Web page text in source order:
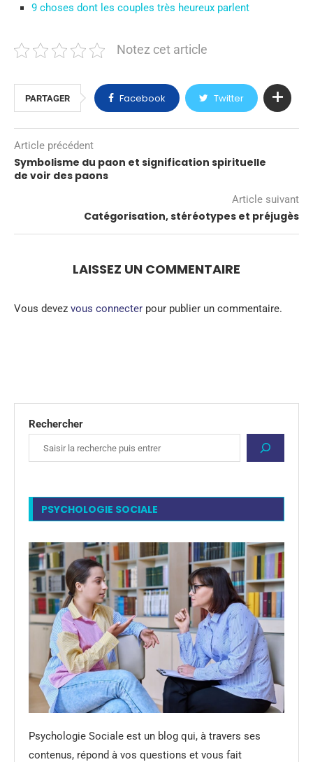
9 choses dont les couples très heureux parlent
Notez cet article
PARTAGER Facebook Twitter
Article précédent
Symbolisme du paon et signification spirituelle
de voir des paons
Article suivant
Catégorisation, stéréotypes et préjugès
LAISSEZ UN COMMENTAIRE
Vous devez vous connecter pour publier un commentaire.
Rechercher
PSYCHOLOGIE SOCIALE
Psychologie Sociale est un blog qui, à travers ses
contenus, répond à vos questions et vous fait